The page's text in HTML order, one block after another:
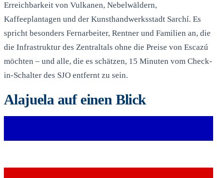
Erreichbarkeit von Vulkanen, Nebelwäldern,
Kaffeeplantagen und der Kunsthandwerksstadt Sarchí. Es
spricht besonders Fernarbeiter, Rentner und Familien an, die
die Infrastruktur des Zentraltals ohne die Preise von Escazú
möchten – und alle, die es schätzen, 15 Minuten vom Check-
in-Schalter des SJO entfernt zu sein.
Alajuela auf einen Blick